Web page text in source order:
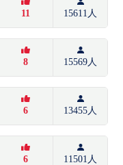
11 15611人
8 15569人
6 13455人
6 11501人